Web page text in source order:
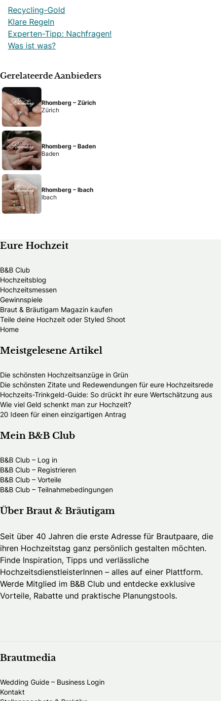
Recycling-Gold
Klare Regeln
Experten-Tipp: Nachfragen!
Was ist was?
Gerelateerde Aanbieders
Rhomberg – Zürich
Zürich
Rhomberg – Baden
Baden
Rhomberg – Ibach
Ibach
Eure Hochzeit
B&B Club
Hochzeitsblog
Hochzeitsmessen
Gewinnspiele
Braut & Bräutigam Magazin kaufen
Teile deine Hochzeit oder Styled Shoot
Home
Meistgelesene Artikel
Die schönsten Hochzeitsanzüge in Grün
Die schönsten Zitate und Redewendungen für eure Hochzeitsrede
Hochzeits-Trinkgeld-Guide: So drückt ihr eure Wertschätzung aus
Wie viel Geld schenkt man zur Hochzeit?
20 Ideen für einen einzigartigen Antrag
Mein B&B Club
B&B Club – Log in
B&B Club – Registrieren
B&B Club – Vorteile
B&B Club – Teilnahmebedingungen
Über Braut & Bräutigam
Seit über 40 Jahren die erste Adresse für Brautpaare, die
ihren Hochzeitstag ganz persönlich gestalten möchten.
Finde Inspiration, Tipps und verlässliche
HochzeitsdienstleisterInnen – alles auf einer Plattform.
Werde Mitglied im B&B Club und entdecke exklusive
Vorteile, Rabatte und praktische Planungstools.
Brautmedia
Wedding Guide – Business Login
Kontakt